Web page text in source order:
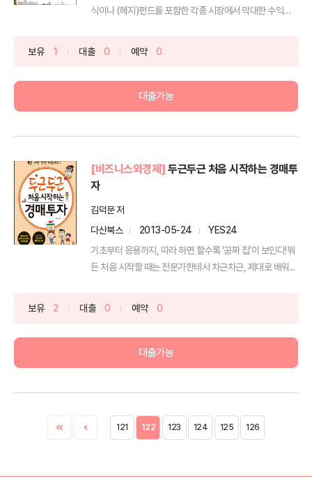
식이나 (헤지)펀드를 포함한 각종 시장에서 막대한 수익을
보유 1 대출 0 예약 0
대출가능
[비즈니스와경제] 두근두근 처음 시작하는 경매투
자
김덕문 저
다산북스
2013-05-24
YES24
기초부터 응용까지, 따라 하면 할수록 ‘공짜 집’이 보인다!뭐
든 처음 시작할 때는 전문가한테서 차근차근, 제대로 배워...
보유 2 대출 0 예약 0
대출가능
121 122 123 124 125 126